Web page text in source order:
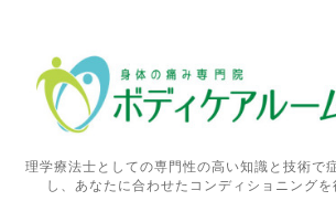
理学療法士としての専門性の高い知識と技術で
し、あなたに合わせたコンディショニングを